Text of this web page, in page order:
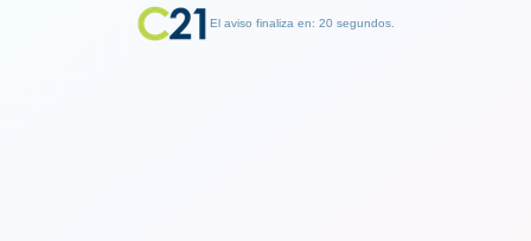
El aviso finaliza en: 19 segundos.